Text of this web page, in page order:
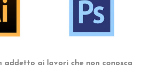
addetto ai lavori che non conosca